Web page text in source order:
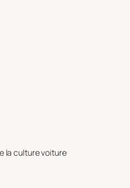
la culture voiture